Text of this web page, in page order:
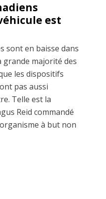
est
sont en baisse dans
grande majorité des
les dispositifs
pas aussi
Telle est la
Reid commandé
à but non